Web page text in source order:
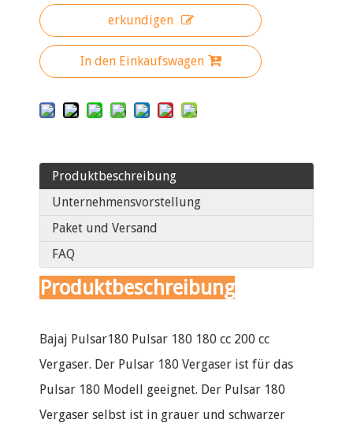
erkundigen
In den Einkaufswagen
Produktbeschreibung
Unternehmensvorstellung
Paket und Versand
FAQ
Produktbeschreibung
Bajaj Pulsar180 Pulsar 180 180 cc 200 cc
Vergaser. Der Pulsar 180 Vergaser ist für das
Pulsar 180 Modell geeignet. Der Pulsar 180
Vergaser selbst ist in grauer und schwarzer